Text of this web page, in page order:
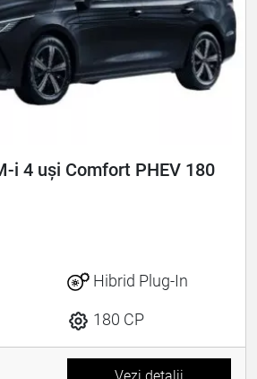
i 4 uși Comfort PHEV 180
Hibrid Plug-In
180 CP
Vezi detalii